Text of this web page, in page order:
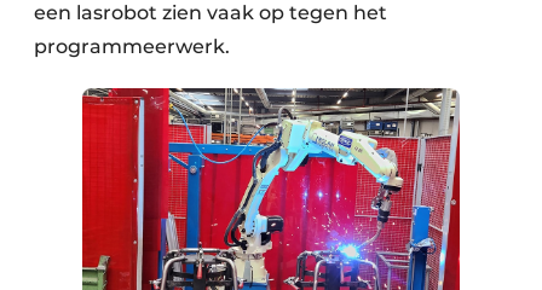
een lasrobot zien vaak op tegen het
programmeerwerk.